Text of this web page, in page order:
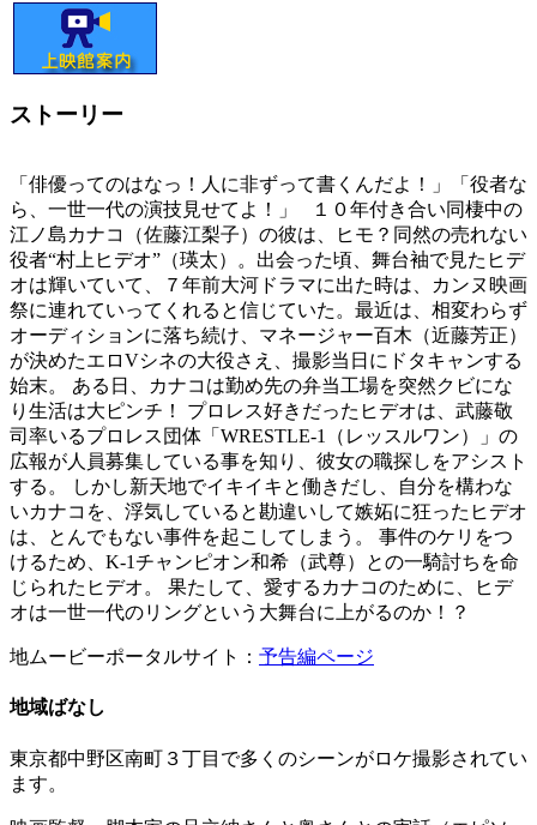
ストーリー
「俳優ってのはなっ！人に非ずって書くんだよ！」「役者な
ら、一世一代の演技見せてよ！」 １０年付き合い同棲中の
江ノ島カナコ（佐藤江梨子）の彼は、ヒモ？同然の売れない
役者“村上ヒデオ”（瑛太）。出会った頃、舞台袖で見たヒデ
オは輝いていて、７年前大河ドラマに出た時は、カンヌ映画
祭に連れていってくれると信じていた。最近は、相変わらず
オーディションに落ち続け、マネージャー百木（近藤芳正）
が決めたエロVシネの大役さえ、撮影当日にドタキャンする
始末。 ある日、カナコは勤め先の弁当工場を突然クビにな
り生活は大ピンチ！ プロレス好きだったヒデオは、武藤敬
司率いるプロレス団体「WRESTLE-1（レッスルワン）」の
広報が人員募集している事を知り、彼女の職探しをアシスト
する。 しかし新天地でイキイキと働きだし、自分を構わな
いカナコを、浮気していると勘違いして嫉妬に狂ったヒデオ
は、とんでもない事件を起こしてしまう。 事件のケリをつ
けるため、K-1チャンピオン和希（武尊）との一騎討ちを命
じられたヒデオ。 果たして、愛するカナコのために、ヒデ
オは一世一代のリングという大舞台に上がるのか！？
地ムービーポータルサイト： 予告編ページ
地域ばなし
東京都中野区南町３丁目で多くのシーンがロケ撮影されてい
ます。